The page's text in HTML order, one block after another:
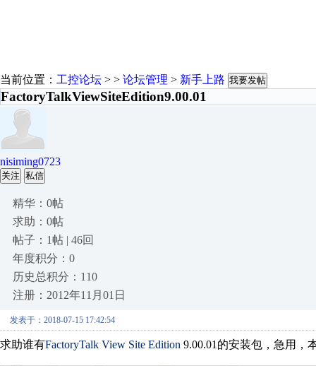
当前位置： 工控论坛 > > 论坛管理 > 新手上路 我要发帖
FactoryTalkViewSiteEdition9.00.01
nisiming0723
关注 私信
精华：0帖
求助：0帖
帖子：1帖 | 46回
年度积分：0
历史总积分：110
注册：2012年11月01日
发表于：2018-07-15 17:42:54
求助谁有FactoryTalk View Site Edition 9.00.01的安装包，急用，